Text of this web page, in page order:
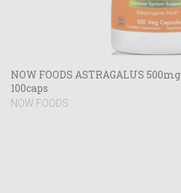
NOW FOODS ASTRAGALUS 500mg
100caps
NOW FOODS